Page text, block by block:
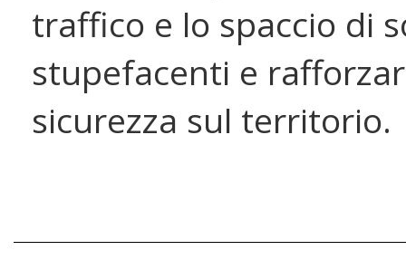
traffico e lo spaccio di
stupefacenti e
sicurezza sul territorio.